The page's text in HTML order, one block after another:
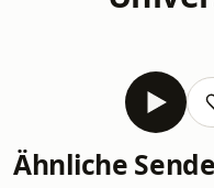
Ähnliche